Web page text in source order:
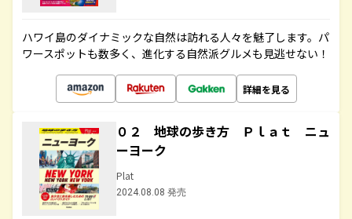
ハワイ島のダイナミックな自然は訪れる人々を魅了します。パ
ワースポットも数多く、進化する自然派グルメも見逃せない！
詳細を見る
０２ 地球の歩き方 Ｐｌａｔ ニュ
ーヨーク
Plat
2024.08.08 発売